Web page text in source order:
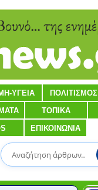
ΥΓΕΙΑ ΠΟΛΙΤΙΣΜΟΣ
ΤΟΠΙΚΑ
ΕΠΙΚΟΙΝΩΝΙΑ